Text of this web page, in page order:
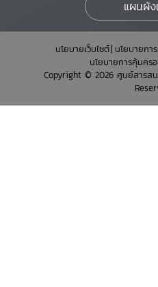
แผนผัง
นโยบายเว็บไซต์ นโยบายกา
นโยบายการคุ้มค
Copyright © 2026 ศูนย์สารส